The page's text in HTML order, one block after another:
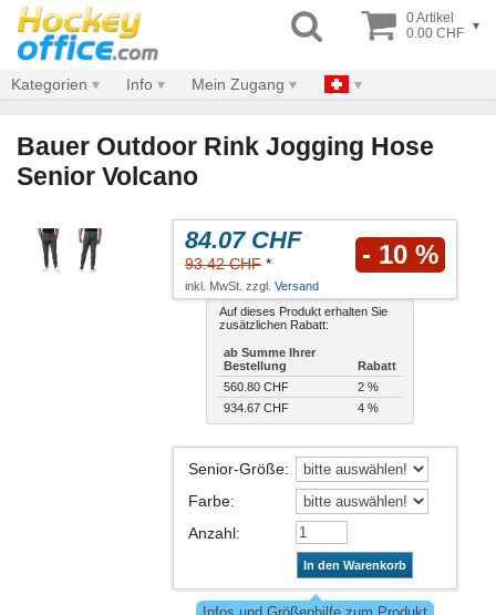
0 Artikel
0.00 CHF ▾
Kategorien Info Mein Zugang
Bauer Outdoor Rink Jogging Hose
Senior Volcano
84.07 CHF
93.42 CHF * - 10 %
inkl. MwSt. zzgl. Versand
Auf dieses Produkt erhalten Sie
zusätzlichen Rabatt:
ab Summe Ihrer
Bestellung
Rabatt
560.80 CHF
2 %
934.67 CHF
4 %
Senior-Größe:
Farbe:
Anzahl:
In den Warenkorb